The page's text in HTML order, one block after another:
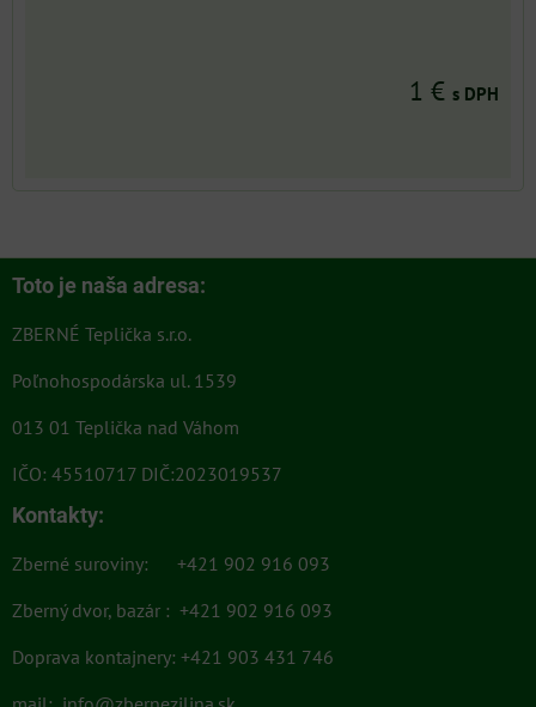
1 € s DPH
Toto je naša adresa:
ZBERNÉ Teplička s.r.o.
Poľnohospodárska ul. 1539
013 01 Teplička nad Váhom
IČO: 45510717 DIČ:2023019537
Kontakty:
Zberné suroviny: +421 902 916 093
Zberný dvor, bazár : +421 902 916 093
Doprava kontajnery: +421 903 431 746